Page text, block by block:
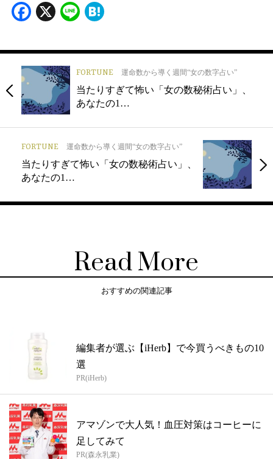
Facebook
X Line
FORTUNE 運命数から導く週間“女の数字占い”
当たりすぎて怖い「女の数秘術占い」、
あなたの1…
FORTUNE 運命数から導く週間“女の数字占い”
当たりすぎて怖い「女の数秘術占い」、
あなたの1…
Read More
おすすめの関連記事
編集者が選ぶ【iHerb】で今買うべきもの10
選
PR(iHerb)
アマゾンで大人気！血圧対策はコーヒーに
足してみて
PR(森永乳業)